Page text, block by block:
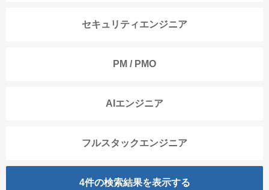
セキュリティエンジニア
PM / PMO
AIエンジニア
フルスタックエンジニア
4件の検索結果を表示する